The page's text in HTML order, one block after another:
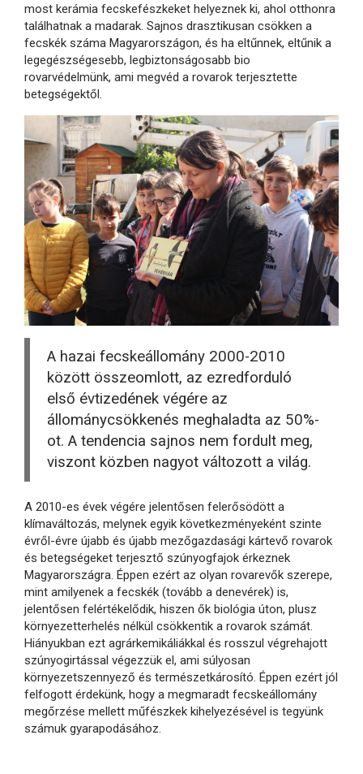
most kerámia fecskefészkeket helyeznek ki, ahol otthonra
találhatnak a madarak. Sajnos drasztikusan csökken a
fecskék száma Magyarországon, és ha eltűnnek, eltűnik a
legegészségesebb, legbiztonságosabb bio
rovarvédelmünk, ami megvéd a rovarok terjesztette
betegségektől.
A hazai fecskeállomány 2000-2010
között összeomlott, az ezredforduló
első évtizedének végére az
állománycsökkenés meghaladta az 50%-
ot. A tendencia sajnos nem fordult meg,
viszont közben nagyot változott a világ.
A 2010-es évek végére jelentősen felerősödött a
klímaváltozás, melynek egyik következményeként szinte
évről-évre újabb és újabb mezőgazdasági kártevő rovarok
és betegségeket terjesztő szúnyogfajok érkeznek
Magyarországra. Éppen ezért az olyan rovarevők szerepe,
mint amilyenek a fecskék (tovább a denevérek) is,
jelentősen felértékelődik, hiszen ők biológia úton, plusz
környezetterhelés nélkül csökkentik a rovarok számát.
Hiányukban ezt agrárkemikáliákkal és rosszul végrehajott
szúnyogirtással végezzük el, ami súlyosan
környezetszennyező és természetkárosító. Éppen ezért jól
felfogott érdekünk, hogy a megmaradt fecskeállomány
megőrzése mellett műfészkek kihelyezésével is tegyünk
számuk gyarapodásához.